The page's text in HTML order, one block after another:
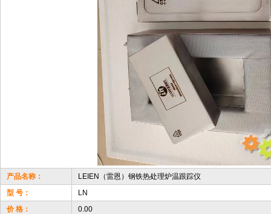
产品名称：
LEIEN（雷恩）钢铁热处理炉温跟踪仪
型 号：
LN
价 格：
0.00